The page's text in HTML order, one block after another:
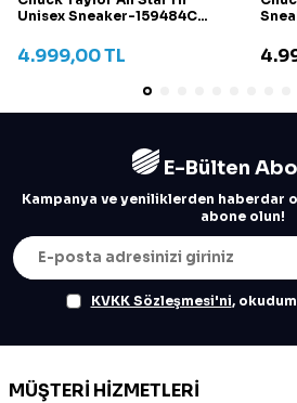
Unisex Sneaker-159484C
4.999,00TL
E-Bülten
Kampanya ve yeniliklerden haberdar
abone olun!
KVKK Sözleşmesi'ni,
MÜŞTERI HIZMETLERI